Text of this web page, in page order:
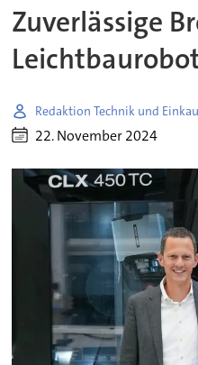
Zuverlässige
Redaktion Technik und
22. November 2024